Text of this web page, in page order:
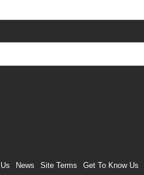
News Site Terms Get To Know Us